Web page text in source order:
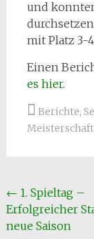
und
mit Platz 3-
Einen
es hier.
Berichte,
Meisterschaft
← 1. Spieltag –
Erfolgreicher
neue Saison